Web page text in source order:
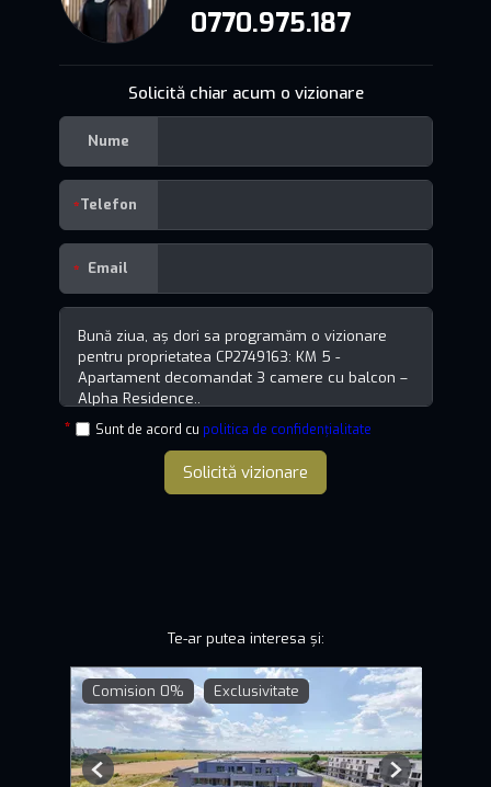
0770.975.187
Solicită chiar acum o vizionare
Nume
Telefon
Email
Sunt de acord cu politica de confidențialitate
Solicită vizionare
Te-ar putea interesa și:
Comision 0% Exclusivitate
Previous Next